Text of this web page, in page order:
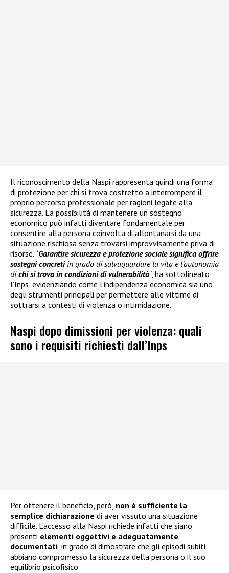
Il riconoscimento della Naspi rappresenta quindi una forma
di protezione per chi si trova costretto a interrompere il
proprio percorso professionale per ragioni legate alla
sicurezza. La possibilità di mantenere un sostegno
economico può infatti diventare fondamentale per
consentire alla persona coinvolta di allontanarsi da una
situazione rischiosa senza trovarsi improvvisamente priva di
risorse. “Garantire sicurezza e protezione sociale significa offrire
sostegni concretiin grado di salvaguardare la vita e l’autonomia
dichi si trova in condizioni di vulnerabilità“, ha sottolineato
l’Inps, evidenziando come l’indipendenza economica sia uno
degli strumenti principali per permettere alle vittime di
sottrarsi a contesti di violenza o intimidazione.
Naspi dopo dimissioni per violenza: quali
sono i requisiti richiesti dall’Inps
Per ottenere il beneficio, però, non è sufficiente la
semplice dichiarazione di aver vissuto una situazione
difficile. L’accesso alla Naspi richiede infatti che siano
presenti elementi oggettivi e adeguatamente
documentati, in grado di dimostrare che gli episodi subiti
abbiano compromesso la sicurezza della persona o il suo
equilibrio psicofisico.